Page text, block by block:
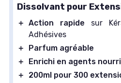
Dissolvant pour
＋ Action rapide sur
Adhésives
＋
Parfum agréable
＋
Enrichi en agents
＋
200ml pour 300